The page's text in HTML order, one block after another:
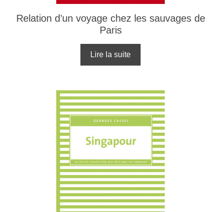
Relation d’un voyage chez les sauvages de
Paris
Lire la suite